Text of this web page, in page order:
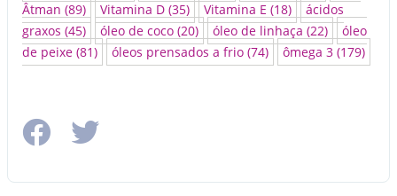
Âtman (89) Vitamina D (35) Vitamina E (18)
ácidos
graxos (45) óleo de coco (20) óleo de linhaça (22)
óleo
de peixe (81) óleos prensados a frio (74) ômega 3 (179)